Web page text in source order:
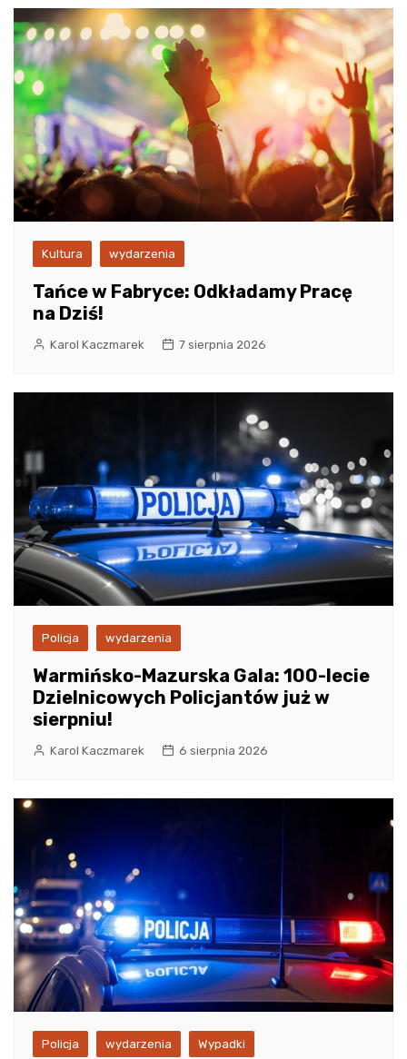
Kultura wydarzenia
Tańce w Fabryce: Odkładamy Pracę
na Dziś!
Karol Kaczmarek 7 sierpnia 2026
Policja wydarzenia
Warmińsko-Mazurska Gala: 100-lecie
Dzielnicowych Policjantów już w
sierpniu!
Karol Kaczmarek 6 sierpnia 2026
Policja wydarzenia Wypadki